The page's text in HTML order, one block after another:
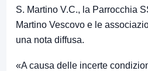
S. Martino V.C., la Parrocchia
Martino Vescovo e le
una nota diffusa.
«A causa delle incerte